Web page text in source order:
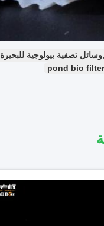
تصفية بيولوجية للبحيرة
pond bio